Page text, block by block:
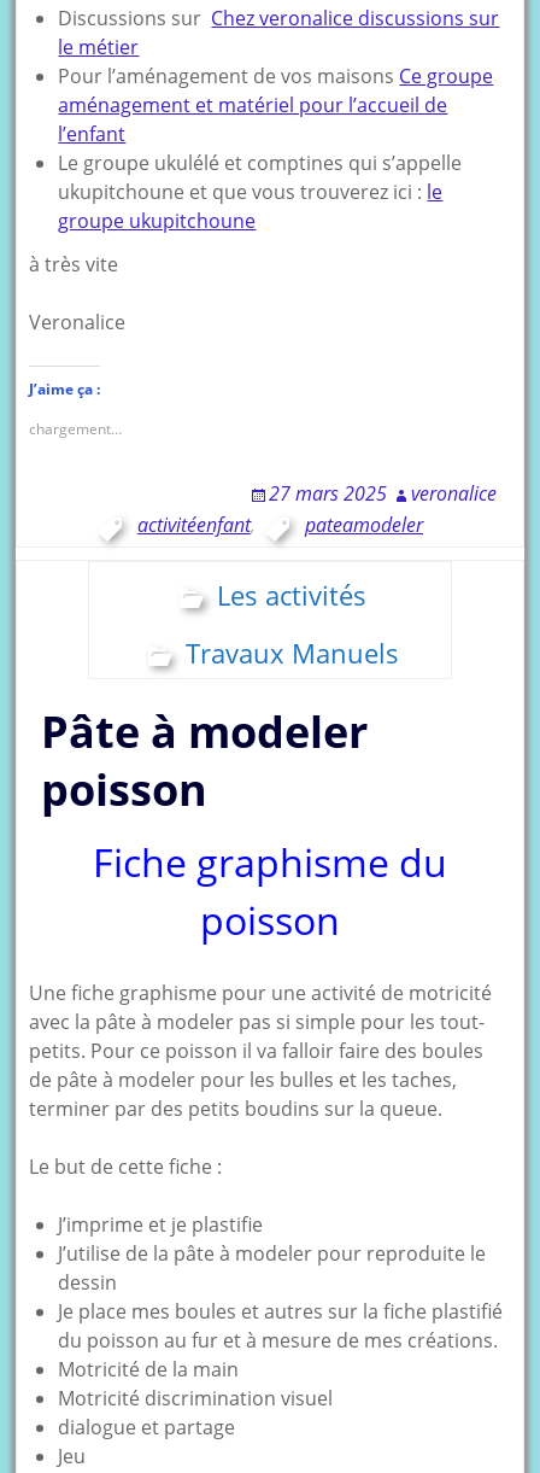
Discussions sur Chez veronalice discussions sur
le métier
Pour l’aménagement de vos maisons Ce groupe
aménagement et matériel pour l’accueil de
l’enfant
Le groupe ukulélé et comptines qui s’appelle
ukupitchoune et que vous trouverez ici : le
groupe ukupitchoune
à très vite
Veronalice
J’aime ça :
chargement…
27 mars 2025
veronalice
activitéenfant, pateamodeler
Les activités
Travaux Manuels
Pâte à modeler
poisson
Fiche graphisme du
poisson
Une fiche graphisme pour une activité de motricité
avec la pâte à modeler pas si simple pour les tout-
petits. Pour ce poisson il va falloir faire des boules
de pâte à modeler pour les bulles et les taches,
terminer par des petits boudins sur la queue.
Le but de cette fiche :
J’imprime et je plastifie
J’utilise de la pâte à modeler pour reproduite le
dessin
Je place mes boules et autres sur la fiche plastifié
du poisson au fur et à mesure de mes créations.
Motricité de la main
Motricité discrimination visuel
dialogue et partage
Jeu